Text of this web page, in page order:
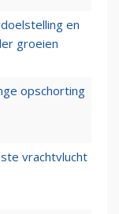
en
groeien
opschorting
vrachtvlucht